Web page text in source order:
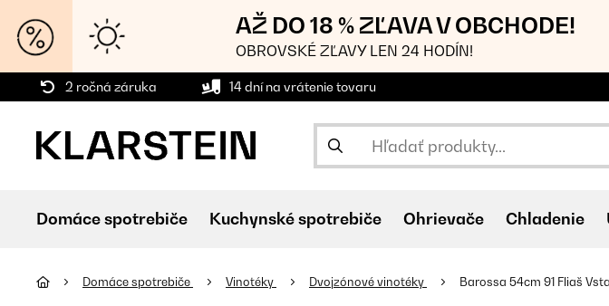
AŽ DO 18 % ZĽAVA V OBCHODE!
OBROVSKÉ ZĽAVY LEN 24 HODÍN!
2 ročná záruka 14 dní na vrátenie tovaru
Domáce spotrebiče Kuchynské spotrebiče Ohrievače Chladenie
Domáce spotrebiče Vinotéky Dvojzónové vinotéky Barossa 54cm 91 Fliaš